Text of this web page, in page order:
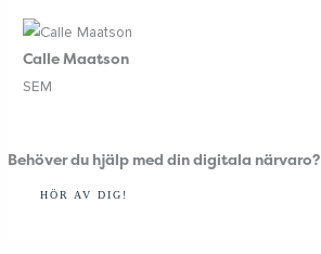
Calle Maatson
SEM
Behöver du hjälp med din digitala närvaro?
HÖR AV DIG!